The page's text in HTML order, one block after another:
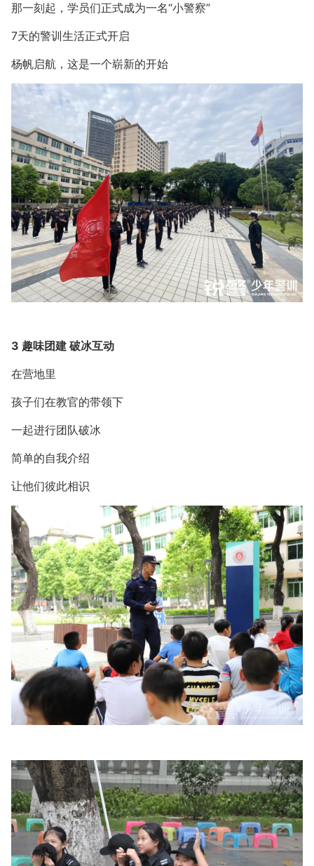
那一刻起，学员们正式成为一名“小警察”
7天的警训生活正式开启
杨帆启航，这是一个崭新的开始
3 趣味团建 破冰互动
在营地里
孩子们在教官的带领下
一起进行团队破冰
简单的自我介绍
让他们彼此相识